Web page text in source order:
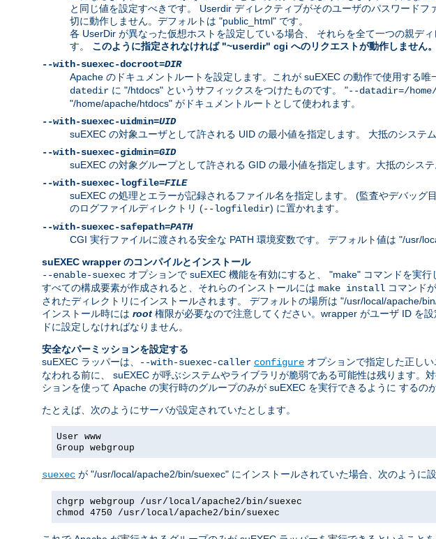
と同じ値を設定すべきです。 Userdir ディレクティブがそのユーザのパスワード
切に動作しません。デフォルトは "public_html" です。
各 UserDir が異なった仮想ホストを設定している場合、 それらを全て一つの親デ
す。 このように指定されなければ "~userdir" cgi へのリクエストが動作しません。
--with-suexec-docroot=DIR
Apache のドキュメントルートを設定します。これが suEXEC の動作で使用する
datedir に "/htdocs" というサフィックスをつけたものです。 "--datadir=/home/
"/home/apache/htdocs" がドキュメントルートとして使われます。
--with-suexec-uidmin=UID
suEXEC の対象ユーザとして許される UID の最小値を指定します。 大抵のシステ
--with-suexec-gidmin=GID
suEXEC の対象グループとして許される GID の最小値を指定します。大抵のシス
--with-suexec-logfile=FILE
suEXEC の処理とエラーが記録されるファイル名を指定します。 (監査やデバッ
のログファイルディレクトリ (--logfiledir) に置かれます。
--with-suexec-safepath=PATH
CGI 実行ファイルに渡される安全な PATH 環境変数です。 デフォルト値は "/usr/
suEXEC wrapper のコンパイルとインストール
--enable-suexec オプションで suEXEC 機能を有効にすると、 "make" コマンドを実行
すべての構成要素が作成されると、それらのインストールには make install コマンド
されたディレクトリにインストールされます。 デフォルトの場所は "/usr/local/apache/
インストール時には root 権限が必要なので注意してください。wrapper がユーザ ID を
ドに設定しなければなりません。
安全なパーミッションを設定する
suEXEC ラッパーは、
--with-suexec-caller configure オプションで指定した正し
なわれる前に、 suEXEC が呼ぶシステムやライブラリが脆弱である可能性は残ります。
ションを使って Apache の実行時のグループのみが suEXEC を実行できるように するの
たとえば、次のようにサーバが設定されていたとします。
User www
Group webgroup
suexec が "/usr/local/apache2/bin/suexec" にインストールされていた場合、次のように設
chgrp webgroup /usr/local/apache2/bin/suexec
chmod 4750 /usr/local/apache2/bin/suexec